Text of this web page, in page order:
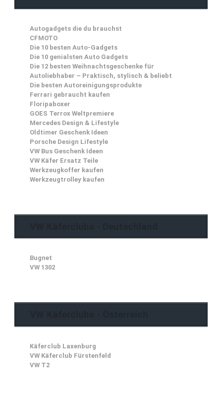
Autogadgets die du brauchst
CFMOTO
Die 10 besten Auto-Gadgets
Die 10 genialsten Auto Gadgets
Die 12 besten Weihnachtsgeschenke für
Autoliebhaber – Praktisch, stylisch & beliebt
Die besten Autoreinigungsprodukte
Ferrari gebraucht kaufen
Floripaboxer
GOES Terrox Weltpremiere
Mercedes Design & Lifestyle
Oldtimer Geschenk Ideen
Porsche Design Lifestyle
VW Bus Geschenk Ideen
VW Käfer Ersatz Teile
Werkzeugkoffer kaufen
Werkzeugtrolley kaufen
Bugnet
VW 1302
Käferclub Laxenburg
VW Käferclub Fürstenfeld
VW T2